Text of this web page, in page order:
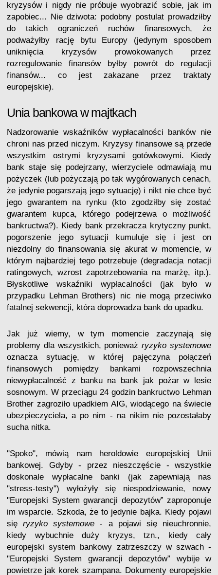
kryzysów i nigdy nie próbuje wyobrazić sobie, jak im
zapobiec... Nie dziwota: podobny postulat prowadziłby
do takich ograniczeń ruchów finansowych, że
podważyłby rację bytu Europy (jedynym sposobem
uniknięcia kryzysów prowokowanych przez
rozregulowanie finansów byłby powrót do regulacji
finansów... co jest zakazane przez traktaty
europejskie).
Unia bankowa w majtkach
Nadzorowanie wskaźników wypłacalności banków nie
chroni nas przed niczym. Kryzysy finansowe są przede
wszystkim ostrymi kryzysami gotówkowymi. Kiedy
bank staje się podejrzany, wierzyciele odmawiają mu
pożyczek (lub pożyczają po tak wygórowanych cenach,
że jedynie pogarszają jego sytuację) i nikt nie chce być
jego gwarantem na rynku (kto zgodziłby się zostać
gwarantem kupca, którego podejrzewa o możliwość
bankructwa?). Kiedy bank przekracza krytyczny punkt,
pogorszenie jego sytuacji kumuluje się i jest on
niezdolny do finansowania się akurat w momencie, w
którym najbardziej tego potrzebuje (degradacja notacji
ratingowych, wzrost zapotrzebowania na marżę, itp.).
Błyskotliwe wskaźniki wypłacalności (jak było w
przypadku Lehman Brothers) nic nie mogą przeciwko
fatalnej sekwencji, która doprowadza bank do upadku.
Jak już wiemy, w tym momencie zaczynają się
problemy dla wszystkich, ponieważryzyko systemowe
oznacza sytuację, w której pajęczyna połączeń
finansowych pomiędzy bankami rozpowszechnia
niewypłacalność z banku na bank jak pożar w lesie
sosnowym. W przeciągu 24 godzin bankructwo Lehman
Brother zagroziło upadkiem AIG, wiodącego na świecie
ubezpieczyciela, a po nim - na nikim nie pozostałaby
sucha nitka.
"Spoko", mówią nam heroldowie europejskiej Unii
bankowej. Gdyby - przez nieszczęście - wszystkie
doskonale wypłacalne banki (jak zapewniają nas
"stress-testy") wyłożyły się niespodziewanie, nowy
"Europejski System gwarancji depozytów” zaproponuje
im wsparcie. Szkoda, że to jedynie bajka. Kiedy pojawi
sięryzyko systemowe - a pojawi się nieuchronnie,
kiedy wybuchnie duży kryzys, tzn., kiedy cały
europejski system bankowy zatrzeszczy w szwach -
"Europejski System gwarancji depozytów” wybije w
powietrze jak korek szampana. Dokumenty europejskie